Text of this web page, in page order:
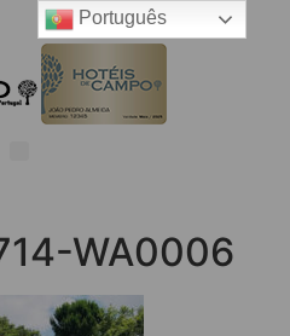
WA0006
Português